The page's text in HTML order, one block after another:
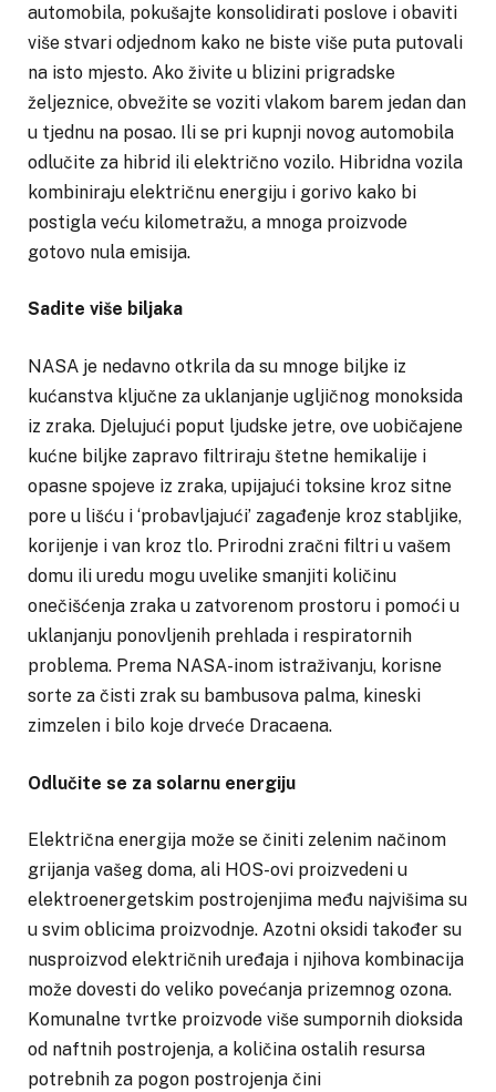
automobila, pokušajte konsolidirati poslove i obaviti
više stvari odjednom kako ne biste više puta putovali
na isto mjesto. Ako živite u blizini prigradske
željeznice, obvežite se voziti vlakom barem jedan dan
u tjednu na posao. Ili se pri kupnji novog automobila
odlučite za hibrid ili električno vozilo. Hibridna vozila
kombiniraju električnu energiju i gorivo kako bi
postigla veću kilometražu, a mnoga proizvode
gotovo nula emisija.
Sadite više biljaka
NASA je nedavno otkrila da su mnoge biljke iz
kućanstva ključne za uklanjanje ugljičnog monoksida
iz zraka. Djelujući poput ljudske jetre, ove uobičajene
kućne biljke zapravo filtriraju štetne hemikalije i
opasne spojeve iz zraka, upijajući toksine kroz sitne
pore u lišću i ‘probavljajući’ zagađenje kroz stabljike,
korijenje i van kroz tlo. Prirodni zračni filtri u vašem
domu ili uredu mogu uvelike smanjiti količinu
onečišćenja zraka u zatvorenom prostoru i pomoći u
uklanjanju ponovljenih prehlada i respiratornih
problema. Prema NASA-inom istraživanju, korisne
sorte za čisti zrak su bambusova palma, kineski
zimzelen i bilo koje drveće Dracaena.
Odlučite se za solarnu energiju
Električna energija može se činiti zelenim načinom
grijanja vašeg doma, ali HOS-ovi proizvedeni u
elektroenergetskim postrojenjima među najvišima su
u svim oblicima proizvodnje. Azotni oksidi također su
nusproizvod električnih uređaja i njihova kombinacija
može dovesti do veliko povećanja prizemnog ozona.
Komunalne tvrtke proizvode više sumpornih dioksida
od naftnih postrojenja, a količina ostalih resursa
potrebnih za pogon postrojenja čini